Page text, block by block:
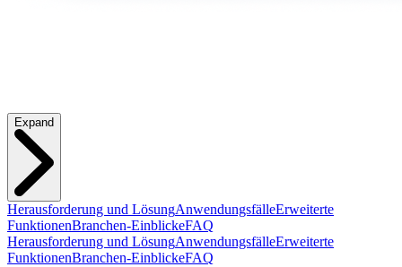
Expand
Herausforderung und LösungAnwendungsfälleErweiterte
FunktionenBranchen-EinblickeFAQ
Herausforderung und LösungAnwendungsfälleErweiterte
FunktionenBranchen-EinblickeFAQ